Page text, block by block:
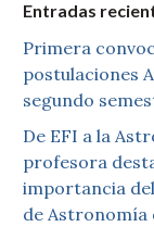
Entradas
Primera
postulaciones
segundo
De EFI a la
profesora
importancia
de Astronomía